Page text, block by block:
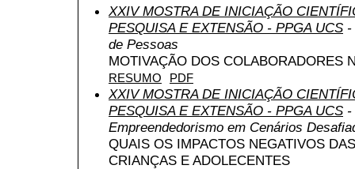
XXIV MOSTRA DE INICIAÇÃO
PESQUISA E EXTENSÃO - PPGA UCS -
de Pessoas
MOTIVAÇÃO DOS COLABORADORES
RESUMO PDF
XXIV MOSTRA DE INICIAÇÃO
PESQUISA E EXTENSÃO - PPGA UCS -
Empreendedorismo em Cenários
QUAIS OS IMPACTOS NEGATIVOS
CRIANÇAS E ADOLECENTES